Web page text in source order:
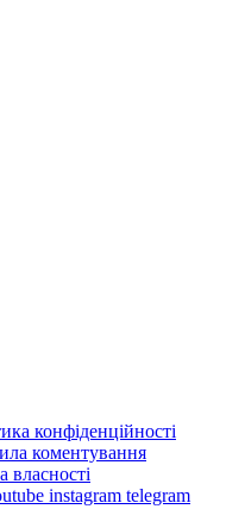
конфіденційності
коментування
власності
instagram telegram